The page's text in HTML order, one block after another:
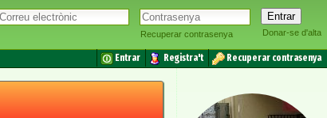
Recuperar contrasenya Donar-se d'alta
Entrar Registra't
Recuperar contrasenya